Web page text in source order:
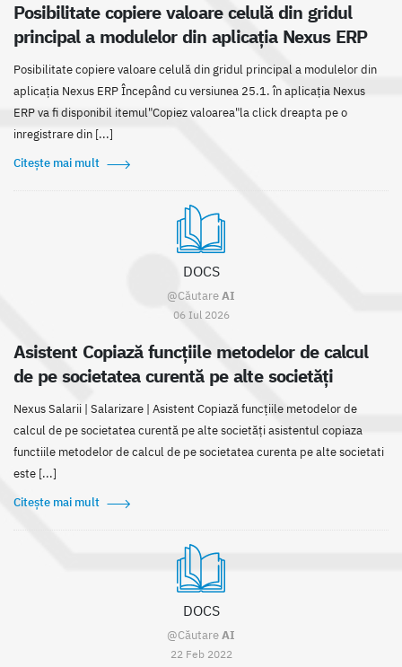
Posibilitate copiere valoare celulă din gridul
principal a modulelor din aplicația Nexus ERP
Posibilitate copiere valoare celulă din gridul principal a modulelor din
aplicația Nexus ERP Începând cu versiunea 25.1. în aplicația Nexus
ERP va fi disponibil itemul"Copiez valoarea"la click dreapta pe o
inregistrare din [...]
Citește mai mult
DOCS
@CăutareAI
06 Iul 2026
Asistent Copiază funcțiile metodelor de calcul
de pe societatea curentă pe alte societăți
Nexus Salarii | Salarizare | Asistent Copiază funcțiile metodelor de
calcul de pe societatea curentă pe alte societăți asistentul copiaza
functiile metodelor de calcul de pe societatea curenta pe alte societati
este [...]
Citește mai mult
DOCS
@CăutareAI
22 Feb 2022